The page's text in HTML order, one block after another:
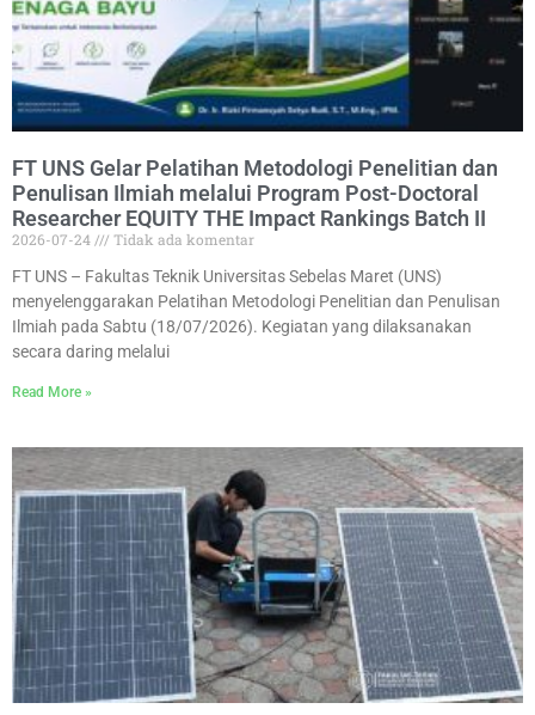
FT UNS Gelar Pelatihan Metodologi Penelitian dan
Penulisan Ilmiah melalui Program Post-Doctoral
Researcher EQUITY THE Impact Rankings Batch II
2026-07-24
Tidak ada komentar
FT UNS – Fakultas Teknik Universitas Sebelas Maret (UNS)
menyelenggarakan Pelatihan Metodologi Penelitian dan Penulisan
Ilmiah pada Sabtu (18/07/2026). Kegiatan yang dilaksanakan
secara daring melalui
Read More »